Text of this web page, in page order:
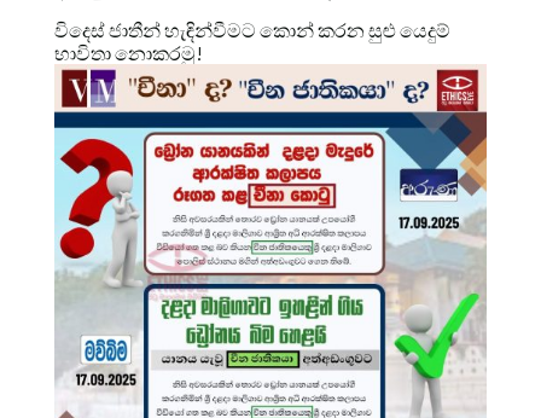
විදෙස් ජාතීන් හැඳින්වීමට කොන් කරන සුළු යෙදුම්
භාවිතා නොකරමු!